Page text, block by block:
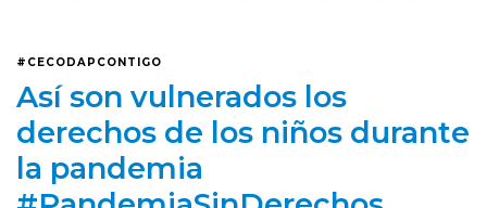
#CECODAPCONTIGO
Así son vulnerados los
derechos de los niños durante
la pandemia